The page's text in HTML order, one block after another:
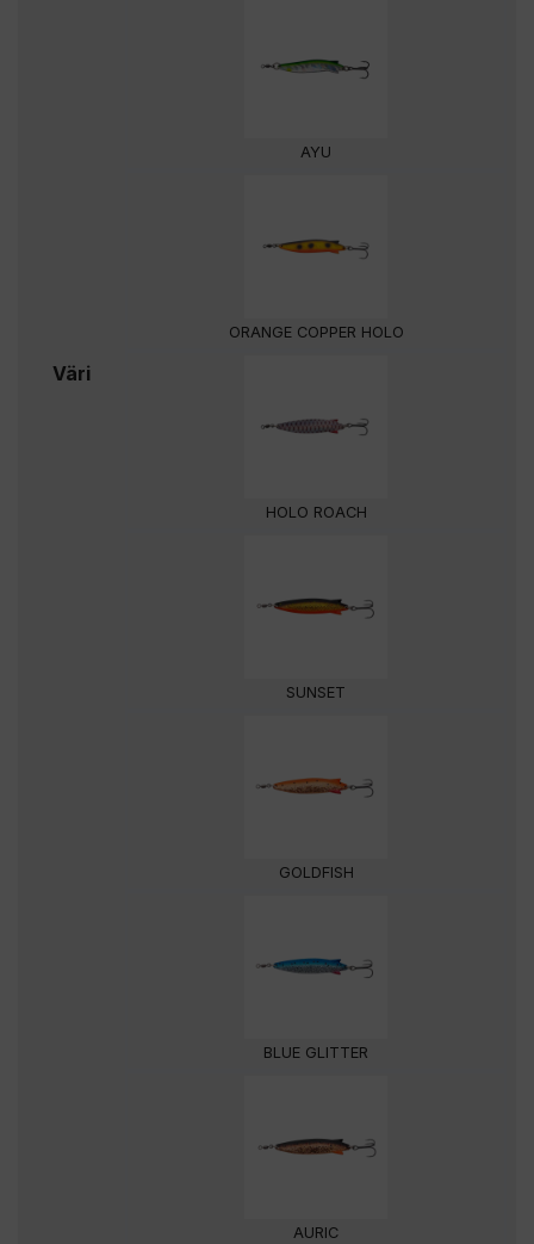
Väri
AYU
ORANGE COPPER HOLO
HOLO ROACH
SUNSET
GOLDFISH
BLUE GLITTER
AURIC